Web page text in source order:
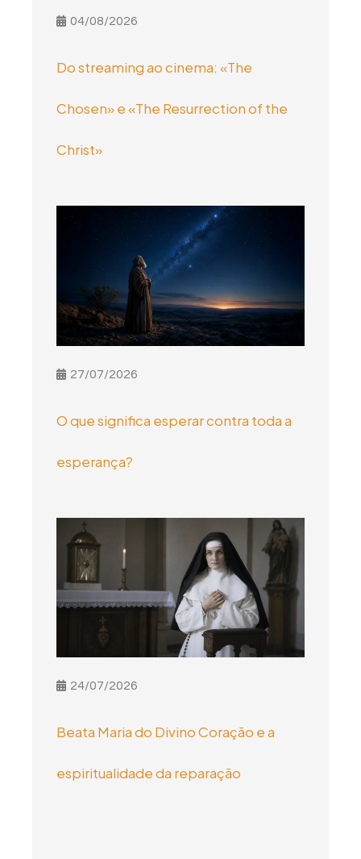
04/08/2026
Do streaming ao cinema: «The
Chosen» e «The Resurrection of the
Christ»
27/07/2026
O que significa esperar contra toda a
esperança?
24/07/2026
Beata Maria do Divino Coração e a
espiritualidade da reparação